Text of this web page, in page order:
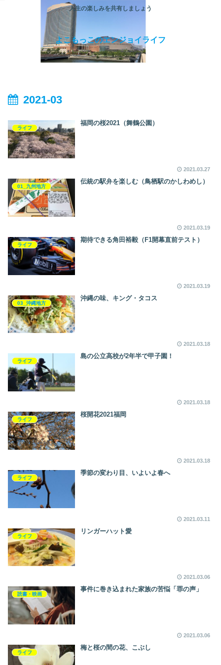
人生の楽しみを共有しましょう
よこもっこのエンジョイライフ
2021-03
ライフ
福岡の桜2021（舞鶴公園）
2021.03.27
01_九州地方
伝統の駅弁を楽しむ（鳥栖駅のかしわめし）
2021.03.19
ライフ
期待できる角田裕毅（F1開幕直前テスト）
2021.03.19
03_沖縄地方
沖縄の味、キング・タコス
2021.03.18
ライフ
島の公立高校が2年半で甲子園！
2021.03.18
ライフ
桜開花2021福岡
2021.03.18
ライフ
季節の変わり目、いよいよ春へ
2021.03.11
ライフ
リンガーハット愛
2021.03.06
読書・映画
事件に巻き込まれた家族の苦悩「罪の声」
2021.03.06
ライフ
梅と桜の間の花、こぶし